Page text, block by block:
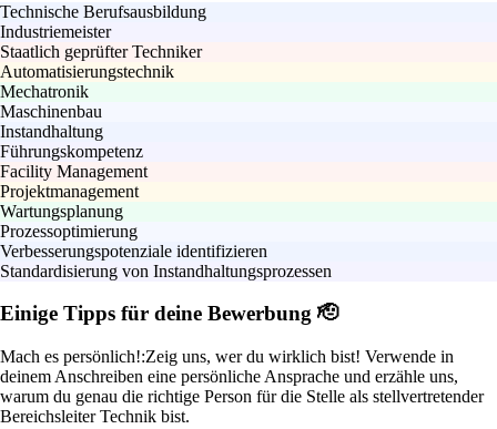
Technische Berufsausbildung
Industriemeister
Staatlich geprüfter Techniker
Automatisierungstechnik
Mechatronik
Maschinenbau
Instandhaltung
Führungskompetenz
Facility Management
Projektmanagement
Wartungsplanung
Prozessoptimierung
Verbesserungspotenziale identifizieren
Standardisierung von Instandhaltungsprozessen
Einige Tipps für deine Bewerbung 🫡
Mach es persönlich!:Zeig uns, wer du wirklich bist! Verwende in
deinem Anschreiben eine persönliche Ansprache und erzähle uns,
warum du genau die richtige Person für die Stelle als stellvertretender
Bereichsleiter Technik bist.